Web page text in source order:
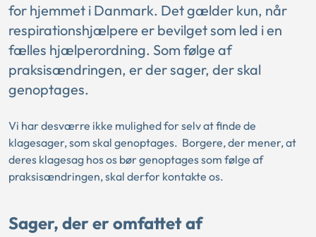
for hjemmet i Danmark. Det gælder kun, når
respirationshjælpere er bevilget som led i en
fælles hjælperordning. Som følge af
praksisændringen, er der sager, der skal
genoptages.
Vi har desværre ikke mulighed for selv at finde de
klagesager, som skal genoptages. Borgere, der mener, at
deres klagesag hos os bør genoptages som følge af
praksisændringen, skal derfor kontakte os.
Sager, der er omfattet af